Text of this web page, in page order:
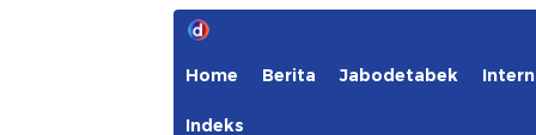
Home Berita Jabodetabek
Indeks